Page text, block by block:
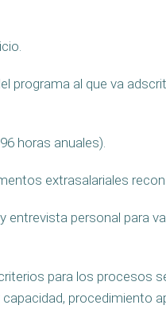
programa al que va
horas anuales).
extrasalariales
entrevista personal para
para los
procedimiento